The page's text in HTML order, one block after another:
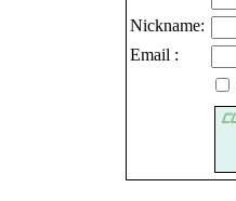
Nickname:
Email :